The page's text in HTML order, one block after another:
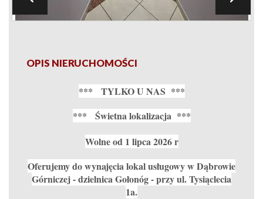
OPIS NIERUCHOMOŚCI
*** TYLKO U NAS ***
*** Świetna lokalizacja ***
Wolne od 1 lipca 2026 r
Oferujemy do wynajęcia lokal usługowy w Dąbrowie
Górniczej - dzielnica Gołonóg - przy ul. Tysiąclecia
1a.